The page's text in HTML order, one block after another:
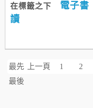
在標籤之下 電子書
讀
最先 上一頁 1 2
最後